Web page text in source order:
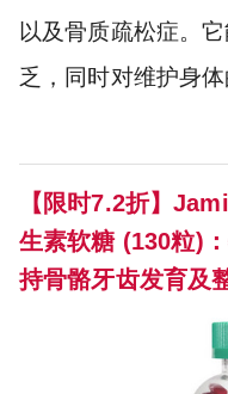
以及骨质疏松症。
乏，同时对维护身
【限时7.2折】
生素软糖 (130粒)
持骨骼牙齿发育及